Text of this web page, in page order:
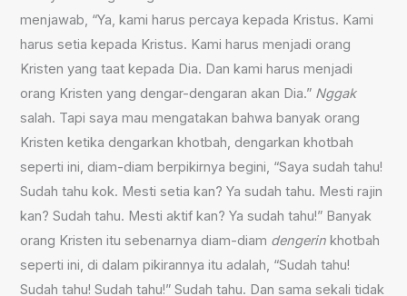
menjawab, “Ya, kami harus percaya kepada Kristus. Kami
harus setia kepada Kristus. Kami harus menjadi orang
Kristen yang taat kepada Dia. Dan kami harus menjadi
orang Kristen yang dengar-dengaran akan Dia.” Nggak
salah. Tapi saya mau mengatakan bahwa banyak orang
Kristen ketika dengarkan khotbah, dengarkan khotbah
seperti ini, diam-diam berpikirnya begini, “Saya sudah tahu!
Sudah tahu kok. Mesti setia kan? Ya sudah tahu. Mesti rajin
kan? Sudah tahu. Mesti aktif kan? Ya sudah tahu!” Banyak
orang Kristen itu sebenarnya diam-diam dengerin khotbah
seperti ini, di dalam pikirannya itu adalah, “Sudah tahu!
Sudah tahu! Sudah tahu!” Sudah tahu. Dan sama sekali tidak